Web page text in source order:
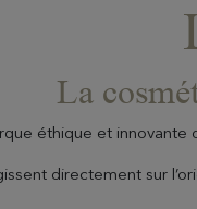
La
éthique et innovante
directement sur